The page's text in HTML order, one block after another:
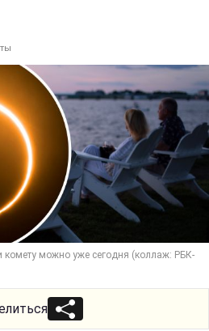
комету можно уже сегодня (коллаж: РБК-